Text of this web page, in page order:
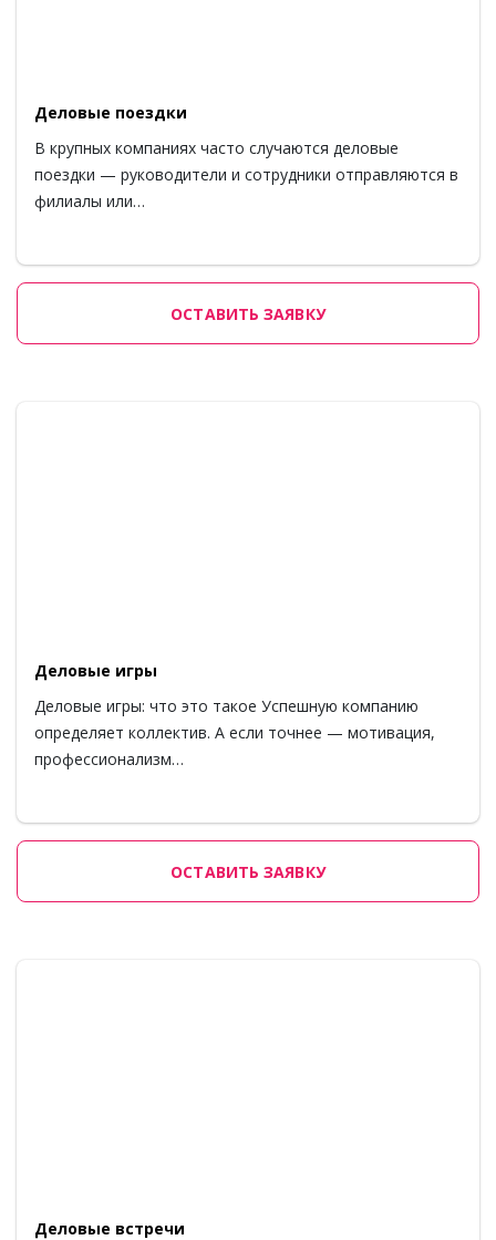
Деловые поездки
В крупных компаниях часто случаются деловые
поездки — руководители и сотрудники отправляются в
филиалы или…
ОСТАВИТЬ ЗАЯВКУ
Деловые игры
Деловые игры: что это такое Успешную компанию
определяет коллектив. А если точнее — мотивация,
профессионализм…
ОСТАВИТЬ ЗАЯВКУ
Деловые встречи